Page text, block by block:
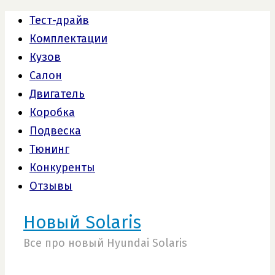
Тест-драйв
Комплектации
Кузов
Салон
Двигатель
Коробка
Подвеска
Тюнинг
Конкуренты
Отзывы
Новый Solaris
Все про новый Hyundai Solaris